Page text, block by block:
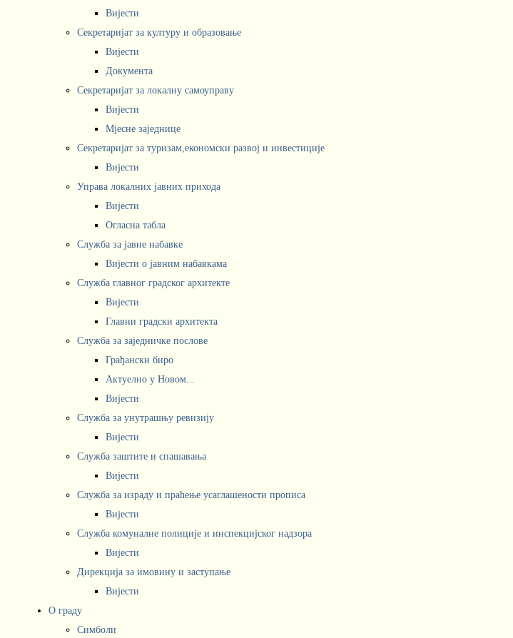
Вијести
Секретаријат за културу и образовање
Вијести
Документа
Секретаријат за локалну самоуправу
Вијести
Мјесне заједнице
Секретаријат за туризам,економски развој и инвестиције
Вијести
Управа локалних јавних прихода
Вијести
Огласна табла
Служба за јавне набавке
Вијести о јавним набавкама
Служба главног градског архитекте
Вијести
Главни градски архитекта
Служба за заједничке послове
Грађански биро
Актуелно у Новом...
Вијести
Служба за унутрашњу ревизију
Вијести
Служба заштите и спашавања
Вијести
Служба за израду и праћење усаглашености прописа
Вијести
Служба комуналне полиције и инспекцијског надзора
Вијести
Дирекција за имовину и заступање
Вијести
О граду
Симболи